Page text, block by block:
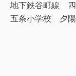
地下鉄谷町線
五条小学校 夕